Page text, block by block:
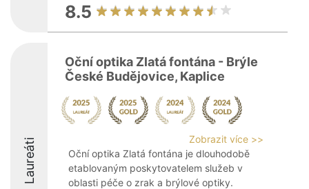
8.5
Laureáti
Oční optika Zlatá fontána - Brýle
České Budějovice, Kaplice
Zobrazit více >>
Oční optika Zlatá fontána je dlouhodobě
etablovaným poskytovatelem služeb v
oblasti péče o zrak a brýlové optiky.